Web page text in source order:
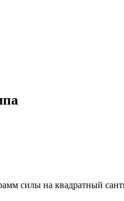
силы на квадратный